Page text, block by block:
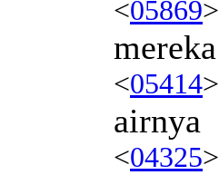
<05869>
<05414>
airnya
<04325>